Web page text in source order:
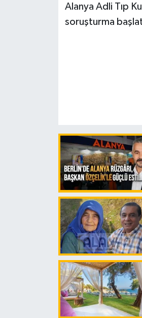
Alanya Adli Tıp
soruşturma